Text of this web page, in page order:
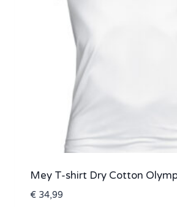
Mey T-shirt Dry Cotton
€34,99